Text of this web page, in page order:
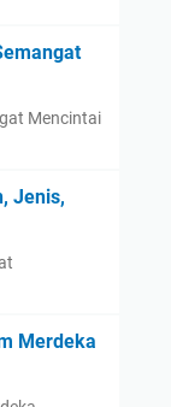
Mencintai
Jenis,
Merdeka